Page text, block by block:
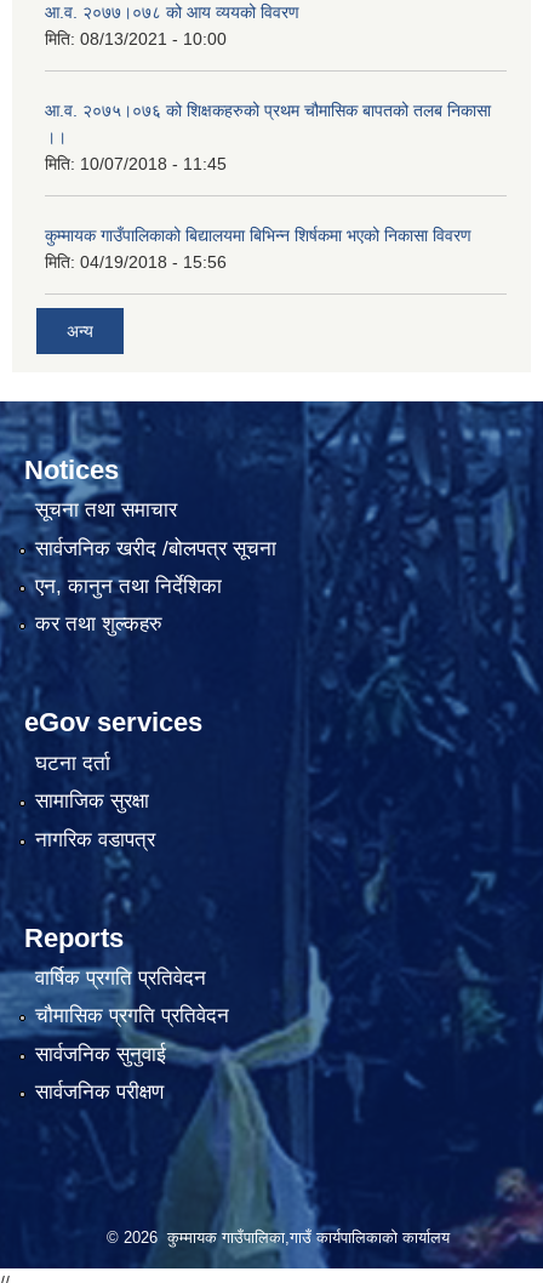
आ.व. २०७७।०७८ को आय व्ययको विवरण
मिति: 08/13/2021 - 10:00
आ.व. २०७५।०७६ को शिक्षकहरुको प्रथम चौमासिक बापतको तलब निकासा
।।
मिति: 10/07/2018 - 11:45
कुम्मायक गाउँपालिकाको बिद्यालयमा बिभिन्न शिर्षकमा भएको निकासा विवरण
मिति: 04/19/2018 - 15:56
अन्य
Notices
सूचना तथा समाचार
सार्वजनिक खरीद /बोलपत्र सूचना
एन, कानुन तथा निर्देशिका
कर तथा शुल्कहरु
eGov services
घटना दर्ता
सामाजिक सुरक्षा
नागरिक वडापत्र
Reports
वार्षिक प्रगति प्रतिवेदन
चौमासिक प्रगति प्रतिवेदन
सार्वजनिक सुनुवाई
सार्वजनिक परीक्षण
© 2026 कुम्मायक गाउँपालिका,गाउँ कार्यपालिकाको कार्यालय